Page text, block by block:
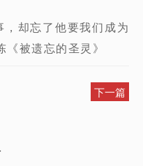
却忘了他要我们成为
被遗忘的圣灵》
下一篇